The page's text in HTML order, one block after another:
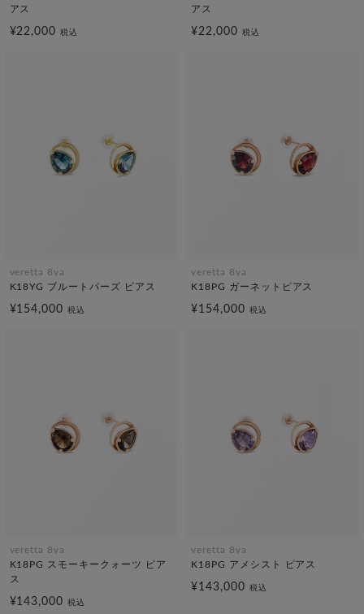
アス
¥22,000税込
アス
¥22,000 税込
veretta 8va
K18YG ブルートパーズ ピアス
¥154,000税込
veretta 8va
K18PG ガーネットピアス
¥154,000 税込
veretta 8va
K18PG スモーキークォーツ ピア
ス
¥143,000税込
veretta 8va
K18PG アメシスト ピアス
¥143,000 税込